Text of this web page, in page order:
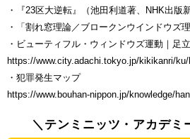
・『23区大逆転』（池田利道著、NHK出版新
・「割れ窓理論／ブロークンウインドウズ
・ビューティフル・ウィンドウズ運動｜足
https://www.city.adachi.tokyo.jp/kikikanri/ku/
・犯罪発生マップ
https://www.bouhan-nippon.jp/knowledge/
＼テンミニッツ・アカデミ